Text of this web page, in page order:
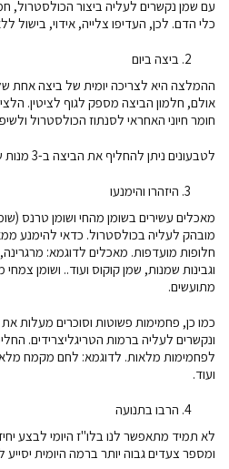
עם שמן נקשרים לעליה ביצור הכולסטרול,
כלי הדם. לכן, העדיפו צלייה, אידוי, בישול
ביצה ביום
ההמלצה היא לצריכה יומית של ביצה אחת
אולם, חלמון הביצה מספק לגוף לציטין.
חומר חיוני האחראי לסנתוז הכולסטרול
לטבעונים ניתן להחליף את הביצה ב-3 מנות שבועיות של סויה.
היזהרו והימנעו
מאכלים עשירים בשומן מהחי ושומן טרנס
מובהק לעליה בכולסטרול. כדאי להימנע
חלופות מועדפות. מאכלים לדוגמא:
וגבינות שמנות, שמן קוקוס ועוד.. ושומן
מתועשים.
כמו כן, פחמימות פשוטות וסוכרים מעלות
ונקשרים לעליה ברמות הטריגליצרידים.
לפחמימות מלאות. לדוגמא: לחם מקמח
ועוד.
הרבו בתנועה
לא תמיד מתאפשר לנו בלו"ז היומי לבצע
ומספר צעדים גבוה יותר ברמה היומית יסייע